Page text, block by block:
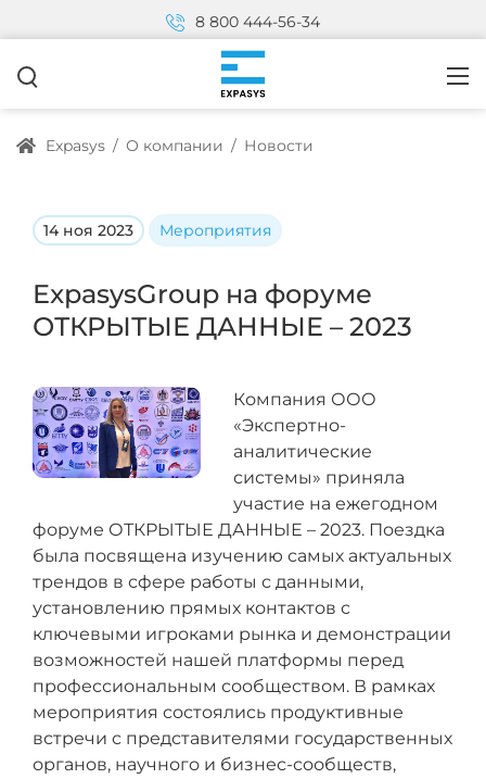
8 800 444-56-34
Expasys / О компании / Новости
14 ноя 2023 Мероприятия
ExpasysGroup на форуме
ОТКРЫТЫЕ ДАННЫЕ – 2023
Компания ООО
«Экспертно-
аналитические
системы» приняла
участие на ежегодном
форуме ОТКРЫТЫЕ ДАННЫЕ – 2023. Поездка
была посвящена изучению самых актуальных
трендов в сфере работы с данными,
установлению прямых контактов с
ключевыми игроками рынка и демонстрации
возможностей нашей платформы перед
профессиональным сообществом. В рамках
мероприятия состоялись продуктивные
встречи с представителями государственных
органов, научного и бизнес-сообществ,